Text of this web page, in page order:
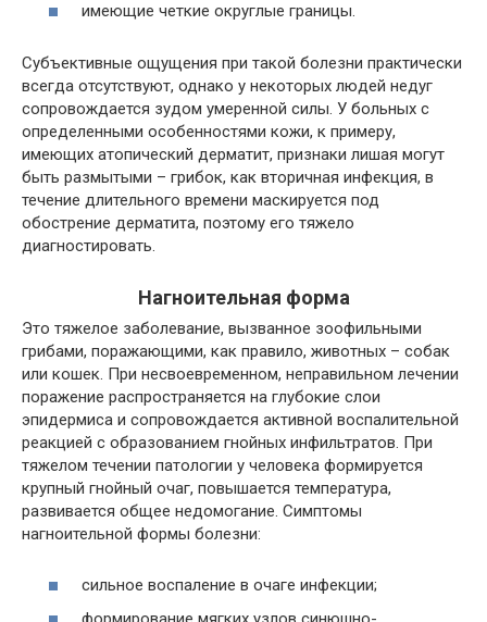
имеющие четкие округлые границы.
Субъективные ощущения при такой болезни практически
всегда отсутствуют, однако у некоторых людей недуг
сопровождается зудом умеренной силы. У больных с
определенными особенностями кожи, к примеру,
имеющих атопический дерматит, признаки лишая могут
быть размытыми – грибок, как вторичная инфекция, в
течение длительного времени маскируется под
обострение дерматита, поэтому его тяжело
диагностировать.
Нагноительная форма
Это тяжелое заболевание, вызванное зоофильными
грибами, поражающими, как правило, животных – собак
или кошек. При несвоевременном, неправильном лечении
поражение распространяется на глубокие слои
эпидермиса и сопровождается активной воспалительной
реакцией с образованием гнойных инфильтратов. При
тяжелом течении патологии у человека формируется
крупный гнойный очаг, повышается температура,
развивается общее недомогание. Симптомы
нагноительной формы болезни:
сильное воспаление в очаге инфекции;